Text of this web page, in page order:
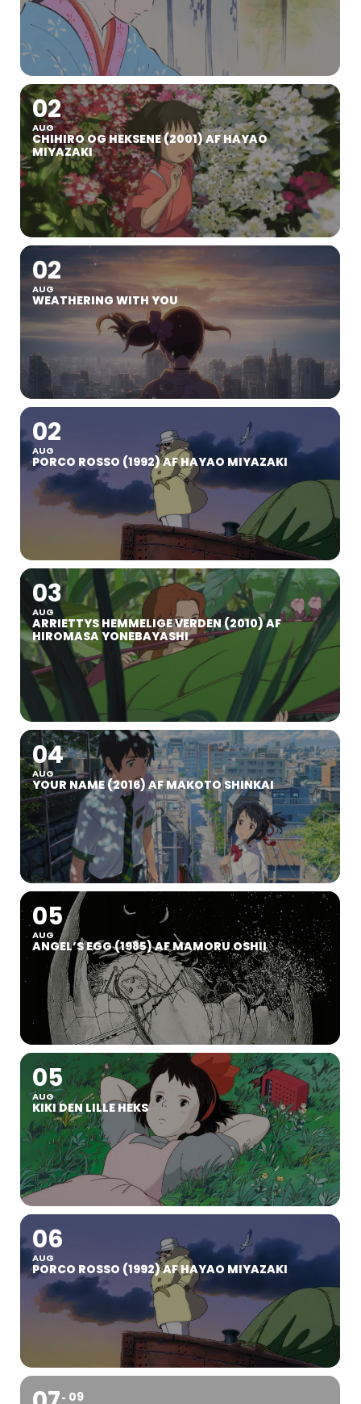
02
AUG
CHIHIRO OG HEKSENE (2001) AF HAYAO
MIYAZAKI
02
AUG
WEATHERING WITH YOU
02
AUG
PORCO ROSSO (1992) AF HAYAO MIYAZAKI
03
AUG
ARRIETTYS HEMMELIGE VERDEN (2010) AF
HIROMASA YONEBAYASHI
04
AUG
YOUR NAME (2016) AF MAKOTO SHINKAI
05
AUG
ANGEL’S EGG (1985) AF MAMORU OSHII
05
AUG
KIKI DEN LILLE HEKS
06
AUG
PORCO ROSSO (1992) AF HAYAO MIYAZAKI
09